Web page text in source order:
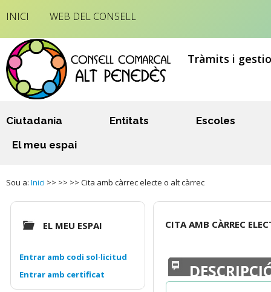
INICI WEB DEL CONSELL
Tràmits i
Ciutadania Entitats
Escoles
El meu espai
Sou a: Inici >> >> >> Cita amb càrrec electe o alt càrrec
CITA AMB CÀRREC
EL MEU ESPAI
Entrar amb codi sol·licitud